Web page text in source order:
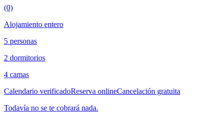
(0)
Alojamiento entero
5 personas
2 dormitorios
4 camas
Calendario verificadoReserva onlineCancelación gratuita
Todavía no se te cobrará nada.